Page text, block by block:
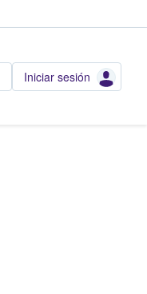
Iniciar sesión